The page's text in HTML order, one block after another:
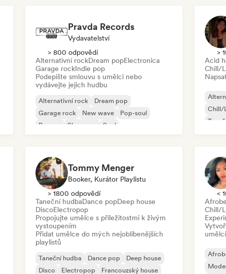
Pravda Records
Vydavatelství
> 800 odpovědí
Alternativní rockDream popElectronica
Garage rockIndie pop
Podepište smlouvu s umělci nebo
vydávejte jejich hudbu
Alternativní rock
Dream pop
Garage rock
New wave
Pop-soul
Reggae
Shoegaze Soul
>
Acid
Chill/
Chill/
Tommy Menger
Booker, Kurátor Playlistu
> 1800 odpovědí
Taneční hudbaDance popDeep house
DiscoElectropop
Propojujte umělce s příležitostmi k živým
vystoupením
Přidat umělce do mých nejoblíbenějších
playlistů
Taneční hudba Dance pop
Deep house
Disco
Electropop Francouzský house
<
Chill/